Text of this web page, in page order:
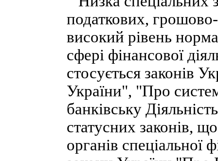
податкових,
високий рівень
сфері фінансової
стосується законів
України", "Про
банківську
статусних законів,
органів спеціальної